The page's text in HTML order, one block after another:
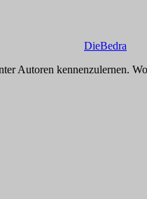
DieBedra
Autoren kennenzulernen.